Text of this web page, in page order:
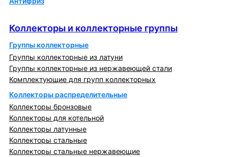
Коллекторы и коллекторные группы
Группы коллекторные
Группы коллекторные из латуни
Группы коллекторные из нержавеющей стали
Комплектующие для групп коллекторных
Коллекторы распределительные
Коллекторы бронзовые
Коллекторы для котельной
Коллекторы латунные
Коллекторы стальные
Коллекторы стальные нержавеющие